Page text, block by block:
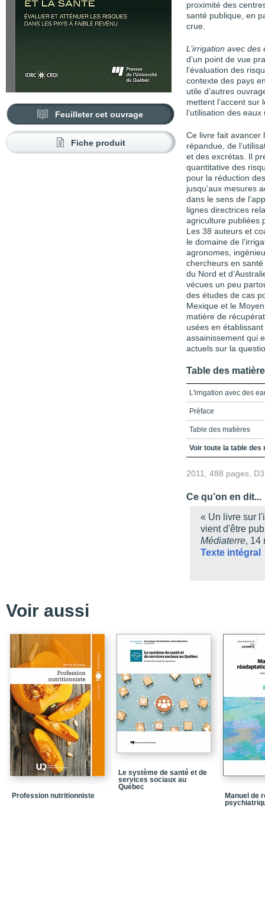
Feuilleter cet ouvrage
Fiche produit
proximité des
santé publique, en
crue.
L’irrigation avec
d’un point de vue
l’évaluation des
contexte des pays
utile d’autres
mettent l’accent
l’utilisation des eaux
Ce livre fait avancer
répandue, de
et des excrétas. Il
quantitative des
pour la réduction
jusqu’aux mesures
dans le sens de
lignes directrices
agriculture publiées
Les 38 auteurs et
le domaine de
agronomes,
chercheurs en santé
du Nord et
vécues un peu
des études de cas
Mexique et le
matière de
usées en
assainissement qui
actuels sur la
Table des
L'irrigation avec des
Préface
Table des matières
Liste des encadrés
Abréviations
Contributeurs et
Avant-propos
Partie 1. Définir les
Partie 5. Conclusions
Index
Voir toute la table des
2011, 488 pages,
Ce qu’on en dit...
« Un livre sur
vient d'être
Médiaterre, 14
Texte intégral
Voir aussi
Profession nutritionniste
Le système de santé et de
services sociaux au
Québec
Manuel de